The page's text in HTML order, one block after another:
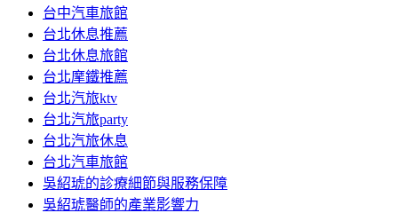
台中汽車旅館
台北休息推薦
台北休息旅館
台北摩鐵推薦
台北汽旅ktv
台北汽旅party
台北汽旅休息
台北汽車旅館
吳紹琥的診療細節與服務保障
吳紹琥醫師的產業影響力